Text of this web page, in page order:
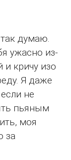
думаю.
ужасно из-
и кричу изо
Я даже
не
пьяным
моя
за